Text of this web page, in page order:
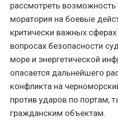
рассмотреть возможность
моратория на боевые
критически важных
вопросах безопасности
море и энергетической
опасается дальнейшего
конфликта на
против ударов по портам,
гражданским объектам.